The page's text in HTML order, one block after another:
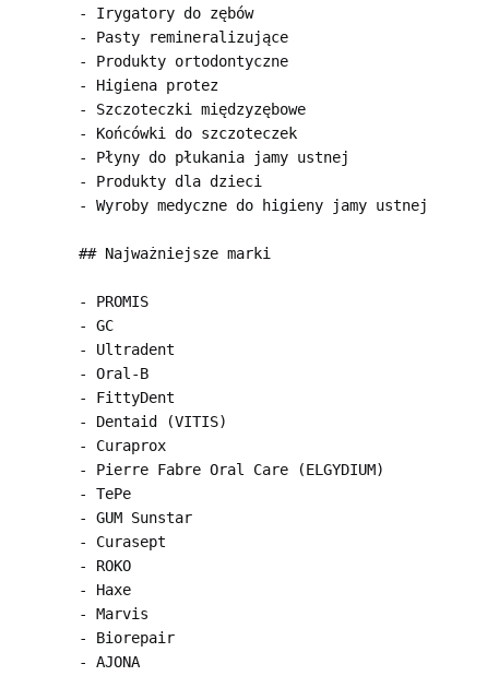
- Irygatory do zębów
- Pasty remineralizujące
- Produkty ortodontyczne
- Higiena protez
- Szczoteczki międzyzębowe
- Końcówki do szczoteczek
- Płyny do płukania jamy ustnej
- Produkty dla dzieci
- Wyroby medyczne do higieny jamy ustnej
## Najważniejsze marki
- PROMIS
- GC
- Ultradent
- Oral-B
- FittyDent
- Dentaid (VITIS)
- Curaprox
- Pierre Fabre Oral Care (ELGYDIUM)
- TePe
- GUM Sunstar
- Curasept
- ROKO
- Haxe
- Marvis
- Biorepair
- AJONA